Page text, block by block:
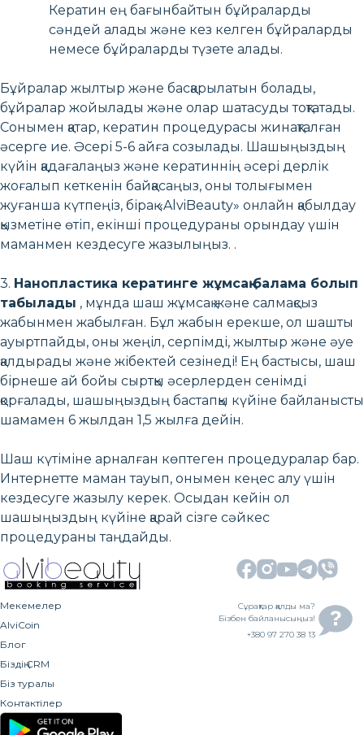
Кератин ең бағынбайтын бұйраларды
сәндей алады және кез келген бұйраларды
немесе бұйраларды түзете алады.
Бұйралар жылтыр және басқарылатын болады,
бұйралар жойылады және олар шатасуды тоқтатады.
Сонымен қатар, кератин процедурасы жинақталған
әсерге ие. Әсері 5-6 айға созылады. Шашыңыздың
күйін қадағалаңыз және кератиннің әсері дерлік
жоғалып кеткенін байқасаңыз, оны толығымен
жуғанша күтпеңіз, бірақ «AlviBeauty» онлайн қабылдау
қызметіне өтіп, екінші процедураны орындау үшін
маманмен кездесуге жазылыңыз. .
3. Нанопластика кератинге жұмсақ балама болып
табылады , мұнда шаш жұмсақ және салмақсыз
жабынмен жабылған. Бұл жабын ерекше, ол шашты
ауыртпайды, оны жеңіл, серпімді, жылтыр және әуе
қалдырады және жібектей сезінеді! Ең бастысы, шаш
бірнеше ай бойы сыртқы әсерлерден сенімді
қорғалады, шашыңыздың бастапқы күйіне байланысты
шамамен 6 жылдан 1,5 жылға дейін.
Шаш күтіміне арналған көптеген процедуралар бар.
Интернетте маман тауып, онымен кеңес алу үшін
кездесуге жазылу керек. Осыдан кейін ол
шашыңыздың күйіне қарай сізге сәйкес
процедураны таңдайды.
Мекемелер
AlviCoin
Блог
Біздің CRM
Біз туралы
Контактілер
Сұрақтар қалды ма?
Бізбен байланысыңыз!
+380 97 270 38 13